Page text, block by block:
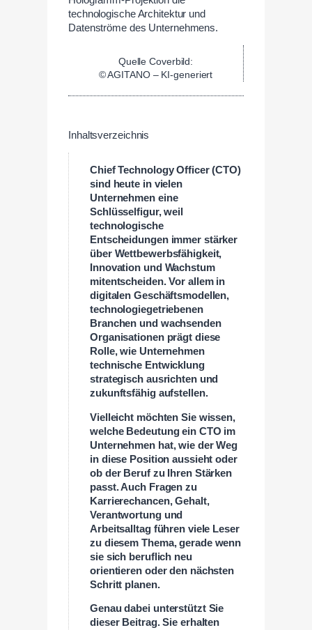
Quelle Coverbild:
© AGITANO – KI-generiert
Inhaltsverzeichnis
Chief Technology Officer (CTO)
sind heute in vielen
Unternehmen eine
Schlüsselfigur, weil
technologische
Entscheidungen immer stärker
über Wettbewerbsfähigkeit,
Innovation und Wachstum
mitentscheiden. Vor allem in
digitalen Geschäftsmodellen,
technologiegetriebenen
Branchen und wachsenden
Organisationen prägt diese
Rolle, wie Unternehmen
technische Entwicklung
strategisch ausrichten und
zukunftsfähig aufstellen.
Vielleicht möchten Sie wissen,
welche Bedeutung ein CTO im
Unternehmen hat, wie der Weg
in diese Position aussieht oder
ob der Beruf zu Ihren Stärken
passt. Auch Fragen zu
Karrierechancen, Gehalt,
Verantwortung und
Arbeitsalltag führen viele Leser
zu diesem Thema, gerade wenn
sie sich beruflich neu
orientieren oder den nächsten
Schritt planen.
Genau dabei unterstützt Sie
dieser Beitrag. Sie erhalten